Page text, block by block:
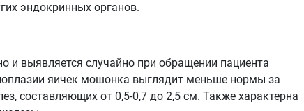
эндокринных органов.
и выявляется случайно при обращении пациента
яичек мошонка выглядит меньше нормы за
составляющих от 0,5-0,7 до 2,5 см. Также характерна